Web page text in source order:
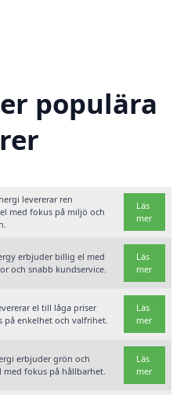
populära
levererar ren
med fokus på miljö och
Läs
mer
erbjuder billig el med
och snabb kundservice.
Läs
mer
el till låga priser
på enkelhet och valfrihet.
Läs
mer
erbjuder grön och
med fokus på hållbarhet.
Läs
mer